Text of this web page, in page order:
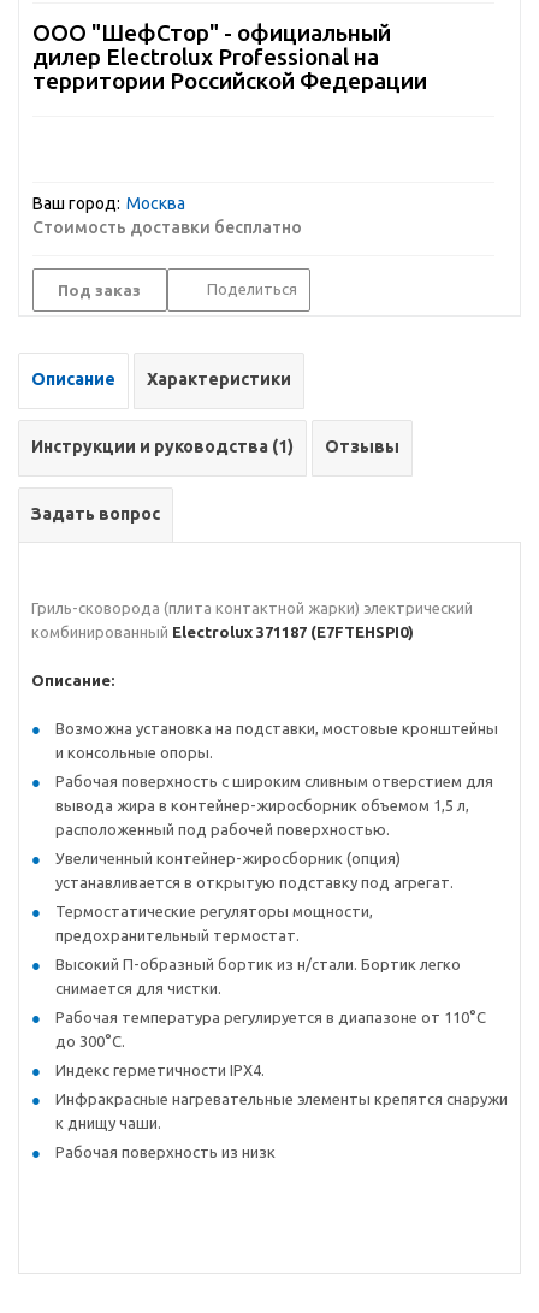
ООО "ШефСтор" - официальный
дилер Electrolux Professional на
территории Российской Федерации
Ваш город: Москва
Стоимость доставки бесплатно
Под заказ Поделиться
Описание Характеристики
Инструкции и руководства (1) Отзывы
Задать вопрос
Гриль-сковорода (плита контактной жарки) электрический
комбинированный Electrolux 371187 (E7FTEHSPI0)
Описание:
Возможна установка на подставки, мостовые кронштейны
и консольные опоры.
Рабочая поверхность с широким сливным отверстием для
вывода жира в контейнер-жиросборник объемом 1,5 л,
расположенный под рабочей поверхностью.
Увеличенный контейнер-жиросборник (опция)
устанавливается в открытую подставку под агрегат.
Термостатические регуляторы мощности,
предохранительный термостат.
Высокий П-образный бортик из н/стали. Бортик легко
снимается для чистки.
Рабочая температура регулируется в диапазоне от 110°C
до 300°C.
Индекс герметичности IPX4.
Инфракрасные нагревательные элементы крепятся снаружи
к днищу чаши.
Рабочая поверхность из низк